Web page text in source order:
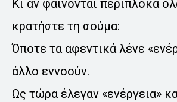
Κι αν φαίνονται περίπλοκα
κρατήστε τη σούμα:
Όποτε τα αφεντικά λένε
άλλο εννοούν.
Ως τώρα έλεγαν «ενέργεια»